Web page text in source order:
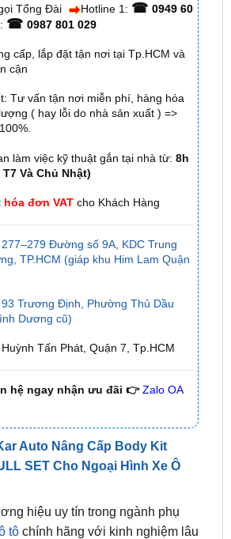
cấp, lắp đặt tận nơi tại Tp.HCM và
cận
Tư vấn tận nơi miễn phí, hàng hóa
( hay lỗi do nhà sản xuất ) =>
làm việc kỹ thuật gắn tại nhà từ:8h
Và Chủ Nhật)
hóa đơn VATcho Khách Hàng
277–279 Đường số 9A, KDC Trung
93 Trương Định, Phường Thủ Dầu
Dương cũ)
Huỳnh Tấn Phát, Quận 7, Tp.HCM
hệ ngay nhận ưu đãi 👉 Zalo OA
Auto Nâng Cấp Body Kit
SET Cho Ngoại Hình Xe Ô
hiệu uy tín trong ngành phụ
đội ngũ kỹ thuật chuyên nghiệp.
làđịa chỉ độ Body Kit